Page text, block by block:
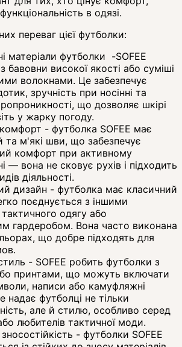
в одязі.
переваг цієї футболки:
матеріали футболки -SOFEE
бавовни високої якості або суміші
волокнами. Це забезпечує
зручність при носінні та
що дозволяє шкірі
у жарку погоду.
комфорт - футболка SOFEE має
та м'які шви, що забезпечує
комфорт при активному
— вона не сковує рухів і підходить
діяльності.
дизайн - футболка має класичний
поєднується з іншими
одягу або
гардеробом. Вона часто виконана
що добре підходять для
- SOFEE робить футболки з
принтами, що можуть включати
написи або камуфляжні
надає футболці не тільки
але й стилю, особливо серед
любителів тактичної моди.
- футболки SOFEE